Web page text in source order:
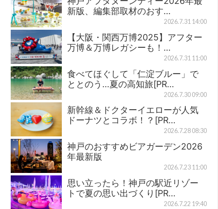
新版、編集部取材のおす…
2026.7.31 14:00
【大阪・関西万博2025】アフター
万博＆万博レガシーも！…
2026.7.31 11:00
食べてほぐして「仁淀ブルー」で
ととのう…夏の高知旅[PR…
2026.7.30 09:00
新幹線＆ドクターイエローが人気
ドーナツとコラボ！？[PR…
2026.7.28 08:30
神戸のおすすめビアガーデン2026
年最新版
2026.7.23 11:00
思い立ったら！神戸の駅近リゾー
トで夏の思い出づくり[PR…
2026.7.22 19:40